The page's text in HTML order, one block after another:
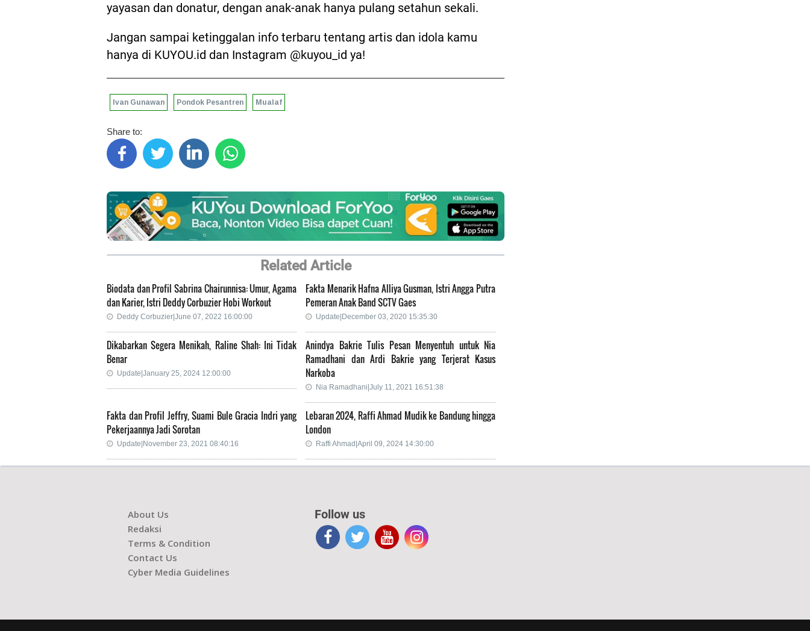
yayasan dan donatur, dengan anak-anak hanya pulang setahun sekali.
Jangan sampai ketinggalan info terbaru tentang artis dan idola kamu
hanya di KUYOU.id dan Instagram @kuyou_id ya!
Ivan Gunawan Pondok Pesantren Mualaf
Share to:
Related Article
Biodata dan Profil Sabrina Chairunnisa: Umur, Agama
dan Karier, Istri Deddy Corbuzier Hobi Workout
Deddy Corbuzier|June 07, 2022 16:00:00
Fakta Menarik Hafna Alliya Gusman, Istri Angga Putra
Pemeran Anak Band SCTV Gaes
Update|December 03, 2020 15:35:30
Dikabarkan Segera Menikah, Raline Shah: Ini Tidak
Benar
Update|January 25, 2024 12:00:00
Anindya Bakrie Tulis Pesan Menyentuh untuk Nia
Ramadhani dan Ardi Bakrie yang Terjerat Kasus
Narkoba
Nia Ramadhani|July 11, 2021 16:51:38
Fakta dan Profil Jeffry, Suami Bule Gracia Indri yang
Pekerjaannya Jadi Sorotan
Update|November 23, 2021 08:40:16
Lebaran 2024, Raffi Ahmad Mudik ke Bandung hingga
London
Raffi Ahmad|April 09, 2024 14:30:00
About Us
Redaksi
Terms & Condition
Contact Us
Cyber Media Guidelines
Follow us